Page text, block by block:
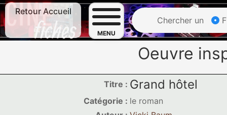
Retour Accueil
MENU
Chercher un
Oeuvre
Titre : Grand hôtel
Catégorie : le roman